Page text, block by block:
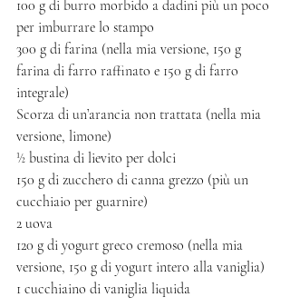
100 g di burro morbido a dadini più un poco
per imburrare lo stampo
300 g di farina (nella mia versione, 150 g
farina di farro raffinato e 150 g di farro
integrale)
Scorza di un’arancia non trattata (nella mia
versione, limone)
½ bustina di lievito per dolci
150 g di zucchero di canna grezzo (più un
cucchiaio per guarnire)
2 uova
120 g di yogurt greco cremoso (nella mia
versione, 150 g di yogurt intero alla vaniglia)
1 cucchiaino di vaniglia liquida